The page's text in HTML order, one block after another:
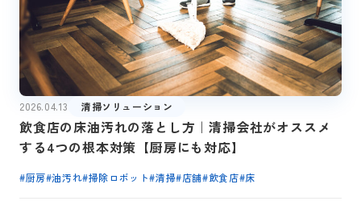
2026.04.13 清掃ソリューション
飲食店の床油汚れの落とし方｜清掃会社がオススメ
する4つの根本対策【厨房にも対応】
#厨房#油汚れ#掃除ロボット#清掃#店舗#飲食店#床